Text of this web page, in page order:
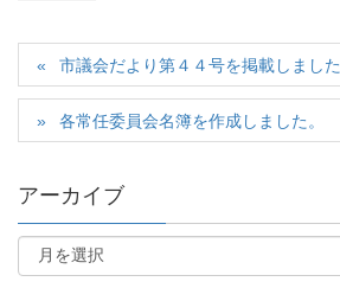
市議会だより第４４号を掲載しました
各常任委員会名簿を作成しました。
アーカイブ